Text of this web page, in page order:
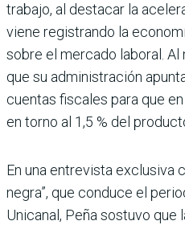
trabajo, al desta­car la
viene registrando la
sobre el mercado labo­ral.
que su administración
cuentas fiscales para que
en torno al 1,5 % del
En una entrevista exclu­siva
negra”, que conduce el
Unicanal, Peña sostuvo